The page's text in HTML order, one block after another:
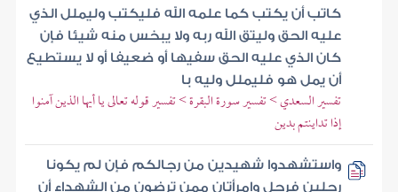
كاتب أن يكتب كما علمه الله فليكتب وليملل الذي
عليه الحق وليتق الله ربه ولا يبخس منه شيئا فإن
كان الذي عليه الحق سفيها أو ضعيفا أو لا يستطيع
أن يمل هو فليملل وليه با
تفسير السعدي > تفسير سورة البقرة > تفسير قوله تعالى يا أيها الذين آمنوا
إذا تداينتم بدين
واستشهدوا شهيدين من رجالكم فإن لم يكونا
رجلين فرجل وامرأتان ممن ترضون من الشهداء أن